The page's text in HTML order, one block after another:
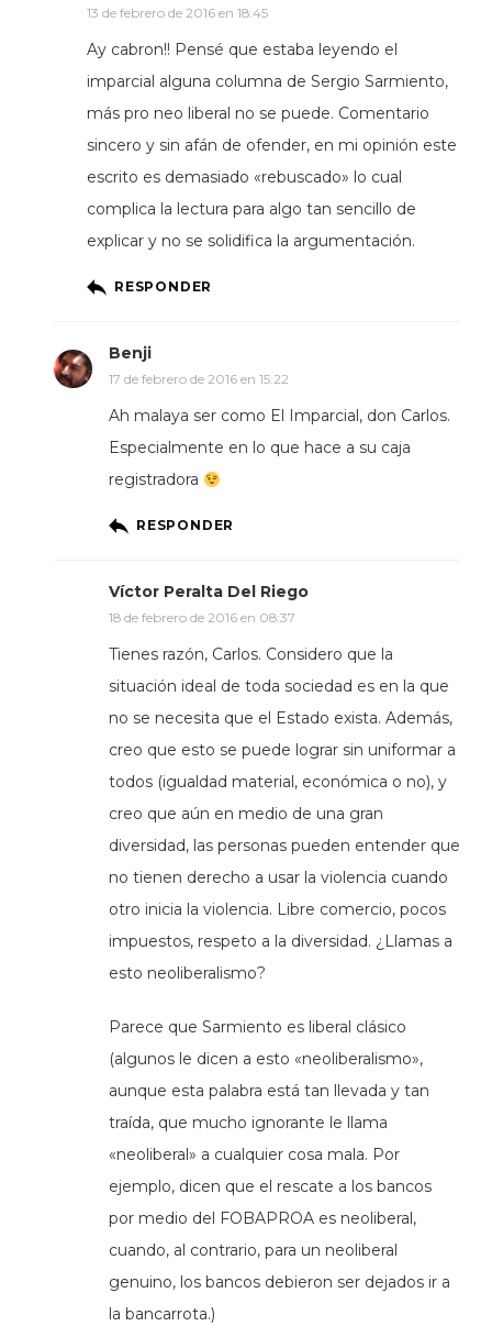
13 de febrero de 2016 en 18:45
Ay cabron!! Pensé que estaba leyendo el
imparcial alguna columna de Sergio Sarmiento,
más pro neo liberal no se puede. Comentario
sincero y sin afán de ofender, en mi opinión este
escrito es demasiado «rebuscado» lo cual
complica la lectura para algo tan sencillo de
explicar y no se solidifica la argumentación.
RESPONDER
Benji
17 de febrero de 2016 en 15:22
Ah malaya ser como El Imparcial, don Carlos.
Especialmente en lo que hace a su caja
registradora
RESPONDER
Víctor Peralta Del Riego
18 de febrero de 2016 en 08:37
Tienes razón, Carlos. Considero que la
situación ideal de toda sociedad es en la que
no se necesita que el Estado exista. Además,
creo que esto se puede lograr sin uniformar a
todos (igualdad material, económica o no), y
creo que aún en medio de una gran
diversidad, las personas pueden entender que
no tienen derecho a usar la violencia cuando
otro inicia la violencia. Libre comercio, pocos
impuestos, respeto a la diversidad. ¿Llamas a
esto neoliberalismo?
Parece que Sarmiento es liberal clásico
(algunos le dicen a esto «neoliberalismo»,
aunque esta palabra está tan llevada y tan
traída, que mucho ignorante le llama
«neoliberal» a cualquier cosa mala. Por
ejemplo, dicen que el rescate a los bancos
por medio del FOBAPROA es neoliberal,
cuando, al contrario, para un neoliberal
genuino, los bancos debieron ser dejados ir a
la bancarrota.)